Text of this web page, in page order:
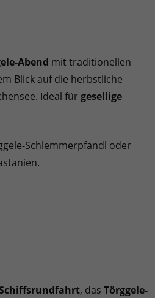
Abend mit traditionellen
Blick auf die herbstliche
Ideal für gesellige
Schlemmerpfandl oder
, das Törggele-